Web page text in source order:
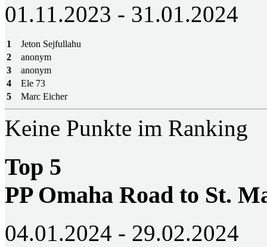
01.11.2023 - 31.01.2024
1
Jeton Sejfullahu
2
anonym
3
anonym
4
Ele 73
5
Marc Eicher
Keine Punkte im Ranking
Top 5
PP Omaha Road to St.
04.01.2024 - 29.02.2024